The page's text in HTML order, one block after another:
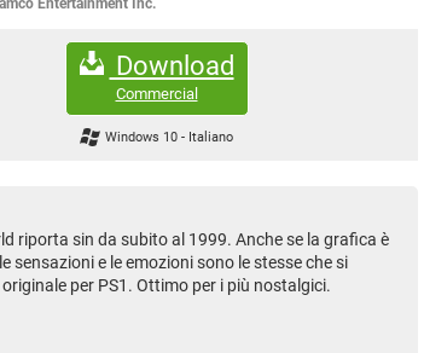
Entertainment Inc.
Download
Commercial
Windows 10 - Italiano
riporta sin da subito al 1999. Anche se la grafica è
sensazioni e le emozioni sono le stesse che si
per PS1. Ottimo per i più nostalgici.